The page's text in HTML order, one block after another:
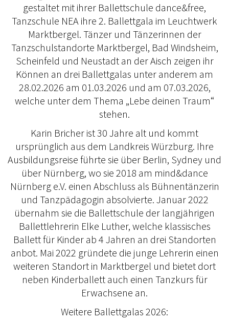
gestaltet mit ihrer Ballettschule dance&free,
Tanzschule NEA ihre 2. Ballettgala im Leuchtwerk
Marktbergel. Tänzer und Tänzerinnen der
Tanzschulstandorte Marktbergel, Bad Windsheim,
Scheinfeld und Neustadt an der Aisch zeigen ihr
Können an drei Ballettgalas unter anderem am
28.02.2026 am 01.03.2026 und am 07.03.2026,
welche unter dem Thema „Lebe deinen Traum“
stehen.
Karin Bricher ist 30 Jahre alt und kommt
ursprünglich aus dem Landkreis Würzburg. Ihre
Ausbildungsreise führte sie über Berlin, Sydney und
über Nürnberg, wo sie 2018 am mind&dance
Nürnberg e.V. einen Abschluss als Bühnentänzerin
und Tanzpädagogin absolvierte. Januar 2022
übernahm sie die Ballettschule der langjährigen
Ballettlehrerin Elke Luther, welche klassisches
Ballett für Kinder ab 4 Jahren an drei Standorten
anbot. Mai 2022 gründete die junge Lehrerin einen
weiteren Standort in Marktbergel und bietet dort
neben Kinderballett auch einen Tanzkurs für
Erwachsene an.
Weitere Ballettgalas 2026: